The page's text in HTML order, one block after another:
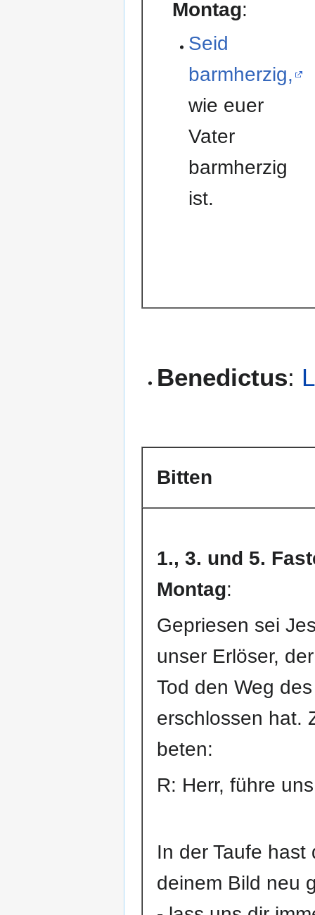
Montag:
Seid
barmherzig,
wie euer
Vater
barmherzig
ist.
Benedictus:
Bitten
1., 3. und 5.
Montag:
Gepriesen sei
unser Erlöser,
Tod den Weg
erschlossen hat.
beten:
R: Herr, führe
In der Taufe hast
deinem Bild neu